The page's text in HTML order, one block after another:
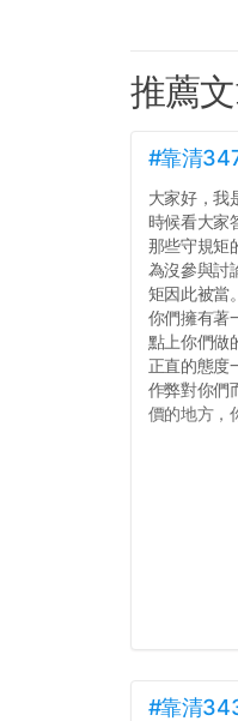
推薦
#靠清
大家好，我
時候看大家
那些守規矩
為沒參與討
矩因此被當
你們擁有著
點上你們做
正直的態度
作弊對你們
價的地方，
#靠清